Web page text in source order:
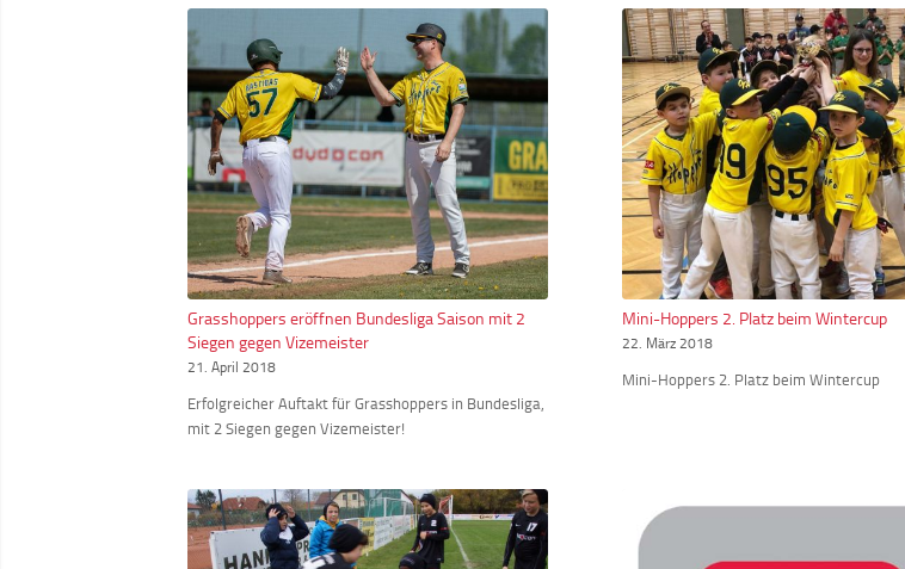
Grasshoppers eröffnen Bundesliga Saison mit 2
Siegen gegen Vizemeister
21. April 2018
Erfolgreicher Auftakt für Grasshoppers in Bundesliga,
mit 2 Siegen gegen Vizemeister!
Mini-Hoppers 2. Platz beim Wintercup
22. März 2018
Mini-Hoppers 2. Platz beim Wintercup